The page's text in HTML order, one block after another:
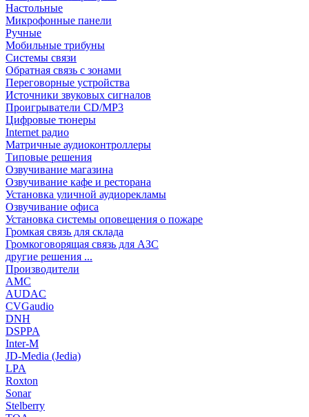
Настольные
Микрофонные панели
Ручные
Мобильные трибуны
Системы связи
Обратная связь с зонами
Переговорные устройства
Источники звуковых сигналов
Проигрыватели CD/MP3
Цифровые тюнеры
Internet радио
Матричные аудиоконтроллеры
Типовые решения
Озвучивание магазина
Озвучивание кафе и ресторана
Установка уличной аудиорекламы
Озвучивание офиса
Установка системы оповещения о пожаре
Громкая связь для склада
Громкоговорящая связь для АЗС
другие решения ...
Производители
AMC
AUDAC
CVGaudio
DNH
DSPPA
Inter-M
JD-Media (Jedia)
LPA
Roxton
Sonar
Stelberry